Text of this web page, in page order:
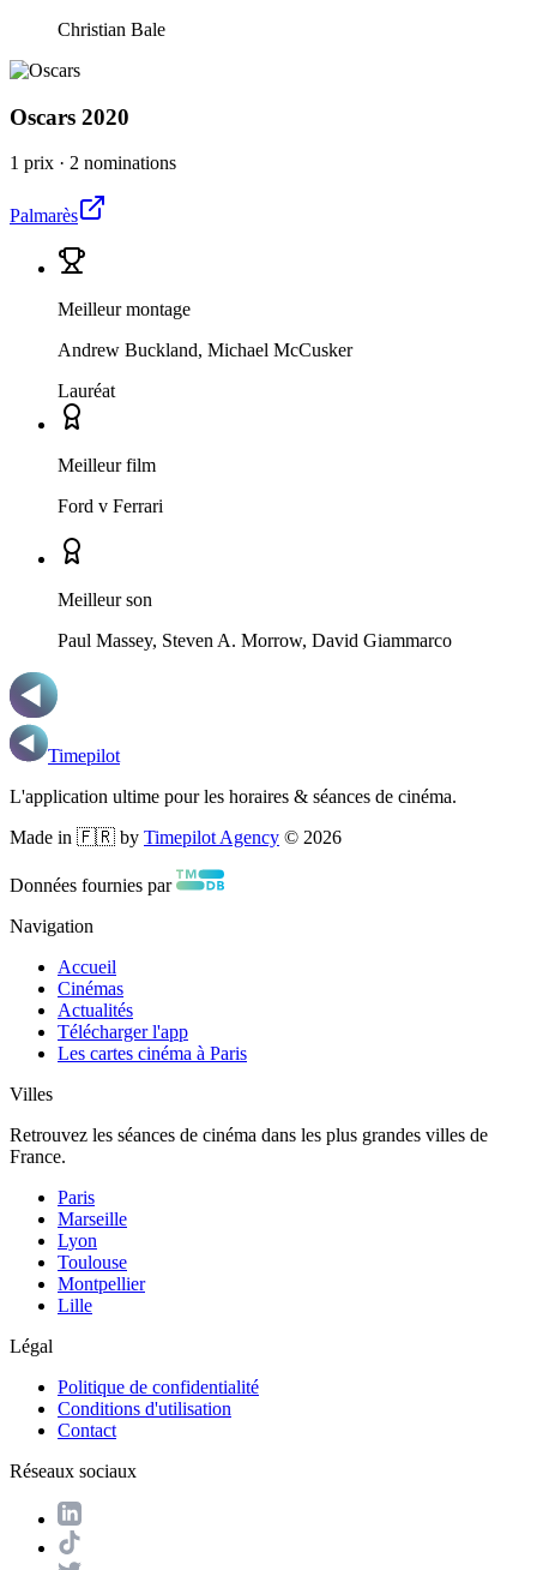
Christian Bale
Oscars 2020
1 prix · 2 nominations
Palmarès
Meilleur montage
Andrew Buckland, Michael McCusker
Lauréat
Meilleur film
Ford v Ferrari
Meilleur son
Paul Massey, Steven A. Morrow, David Giammarco
Timepilot
L'application ultime pour les horaires & séances de cinéma.
Made in 🇫🇷 by Timepilot Agency © 2026
Données fournies par
Navigation
Accueil
Cinémas
Actualités
Télécharger l'app
Les cartes cinéma à Paris
Villes
Retrouvez les séances de cinéma dans les plus grandes villes de
France.
Paris
Marseille
Lyon
Toulouse
Montpellier
Lille
Légal
Politique de confidentialité
Conditions d'utilisation
Contact
Réseaux sociaux